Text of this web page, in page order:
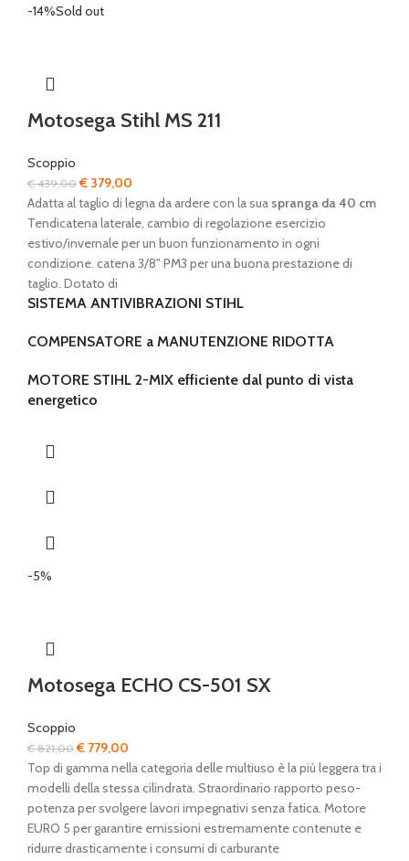
-14%Sold out
Motosega Stihl MS 211
Scoppio
€439,00Il
prezzo
originale
era:
€ 439,00.
€ 379,00
prezzo
attuale
è:
€ 379,00.
Adatta al taglio di legna da ardere con la sua spranga da 40 cm
Tendicatena laterale, cambio di regolazione esercizio
estivo/invernale per un buon funzionamento in ogni
condizione. catena 3/8" PM3 per una buona prestazione di
taglio. Dotato di
SISTEMA ANTIVIBRAZIONI STIHL
COMPENSATORE a MANUTENZIONE RIDOTTA
MOTORE STIHL 2-MIX efficiente dal punto di vista
energetico
-5%
Motosega ECHO CS-501 SX
Scoppio
€821,00Il
prezzo
originale
era:
€ 821,00.
€ 779,00
prezzo
attuale
è:
€ 779,00.
Top di gamma nella categoria delle multiuso è la più leggera tra i
modelli della stessa cilindrata. Straordinario rapporto peso-
potenza per svolgere lavori impegnativi senza fatica. Motore
EURO 5 per garantire emissioni estremamente contenute e
ridurre drasticamente i consumi di carburante